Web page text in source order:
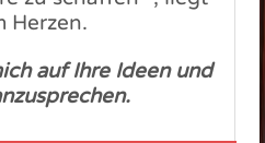
Herzen.
auf Ihre Ideen und